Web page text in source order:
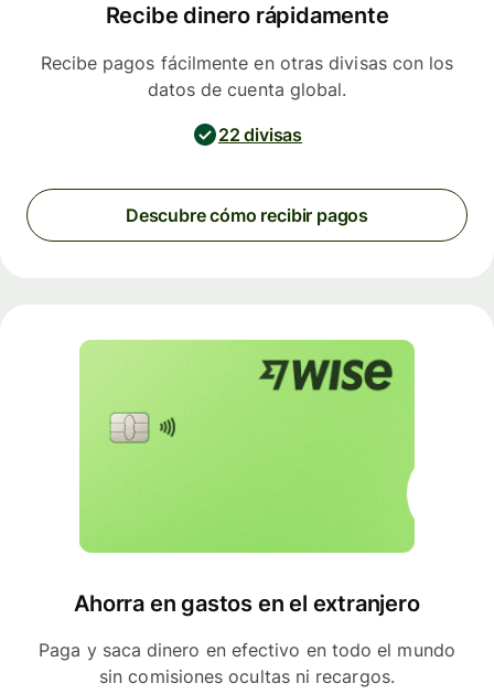
Recibe dinero rápidamente
Recibe pagos fácilmente en otras divisas con los
datos de cuenta global.
22 divisas
Descubre cómo recibir pagos
Ahorra en gastos en el extranjero
Paga y saca dinero en efectivo en todo el mundo
sin comisiones ocultas ni recargos.